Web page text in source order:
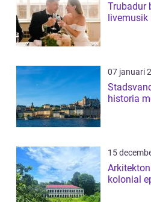
Trubadur
livemusik
07 januari
historia
15
kolonial